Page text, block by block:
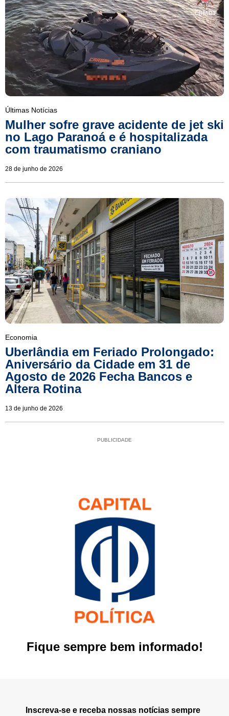
Últimas Notícias
Mulher sofre grave acidente de jet ski
no Lago Paranoá e é hospitalizada
com traumatismo craniano
28 de junho de 2026
Economia
Uberlândia em Feriado Prolongado:
Aniversário da Cidade em 31 de
Agosto de 2026 Fecha Bancos e
Altera Rotina
13 de junho de 2026
PUBLICIDADE
Fique sempre bem informado!
Inscreva-se e receba nossas notícias sempre